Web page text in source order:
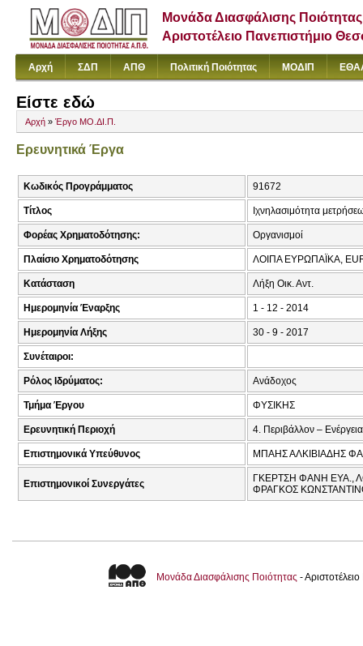
Μονάδα Διασφάλισης Ποιότητας
Αριστοτέλειο Πανεπιστήμιο
Αρχή ΣΔΠ ΑΠΘ Πολιτική Ποιότητας ΜΟΔΙΠ
Είστε εδώ
Αρχή » Έργο ΜΟ.ΔΙ.Π.
Ερευνητικά Έργα
Κωδικός Προγράμματος 91672
Τίτλος Ιχνηλασιμότητα
Φορέας Χρηματοδότησης: Οργανισμοί
Πλαίσιο Χρηματοδότησης ΛΟΙΠΑ ΕΥΡΩΠΑΪΚΑ,
Κατάσταση Λήξη Οικ. Αντ.
Ημερομηνία Έναρξης 1 - 12 - 2014
Ημερομηνία Λήξης 30 - 9 - 2017
Συνέταιροι:
Ρόλος Ιδρύματος: Ανάδοχος
Τμήμα Έργου ΦΥΣΙΚΗΣ
Ερευνητική Περιοχή 4. Περιβάλλον – Ενέργεια
Επιστημονικά Υπεύθυνος ΜΠΑΗΣ ΑΛΚΙΒΙΑΔΗΣ
Επιστημονικοί Συνεργάτες
ΓΚΕΡΤΣΗ ΦΑΝΗ ΕΥΑ.,
ΦΡΑΓΚΟΣ
Μονάδα Διασφάλισης Ποιότητας -